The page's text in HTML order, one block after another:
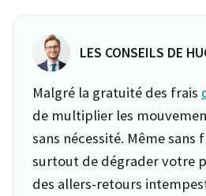
LES CONSEILS DE
Malgré la gratuité des frais
de multiplier les
sans nécessité. Même sans
surtout de dégrader votre
des allers-retours